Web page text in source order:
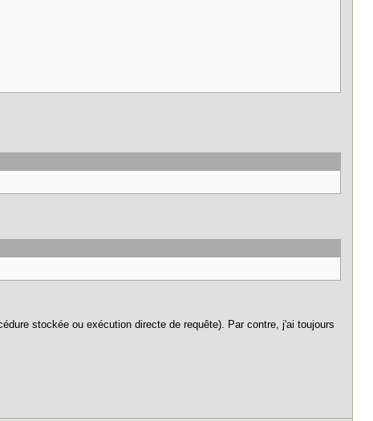
stockée ou exécution directe de requête). Par contre, j'ai toujours